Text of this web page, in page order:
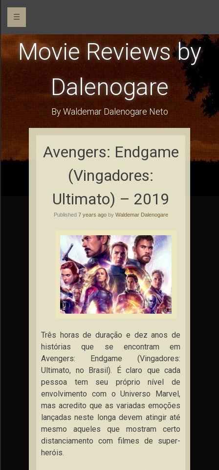
☰
Movie Reviews by
Dalenogare
By Waldemar Dalenogare Neto
Avengers: Endgame
(Vingadores:
Ultimato) – 2019
Published 7 years agoby Waldemar Dalenogare
Três horas de duração e dez anos de
histórias que se encontram em
Avengers: Endgame (Vingadores:
Ultimato, no Brasil). É claro que cada
pessoa tem seu próprio nível de
envolvimento com o Universo Marvel,
mas acredito que as variadas emoções
lançadas neste longa devem atingir até
mesmo aqueles que mostram certo
distanciamento com filmes de super-
heróis.